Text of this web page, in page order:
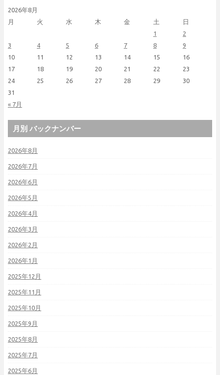
2026年8月
月
火 水 木 金 土 日
« 7月
1
2
3
4 5 6 7 8
9
10
11 12 13 14 15
16
17
18 19 20 21 22
23
24
25 26 27 28 29
30
31
月別 バックナンバー
2026年8月
2026年7月
2026年6月
2026年5月
2026年4月
2026年3月
2026年2月
2026年1月
2025年12月
2025年11月
2025年10月
2025年9月
2025年8月
2025年7月
2025年6月